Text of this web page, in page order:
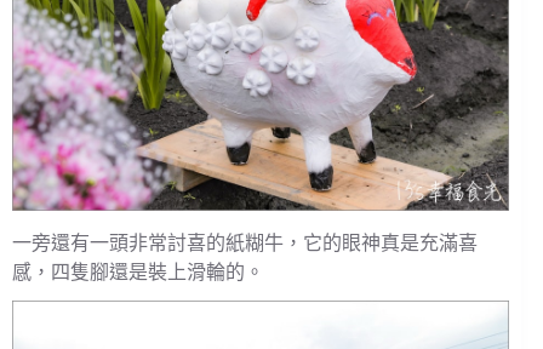
一旁還有一頭非常討喜的紙糊牛，它的眼神真是充滿喜
感，四隻腳還是裝上滑輪的。